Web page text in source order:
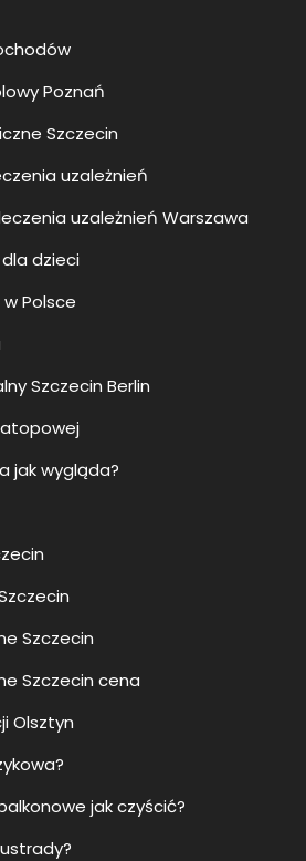
Poznań
Szczecin
uzależnień
uzależnień Warszawa
dzieci
w Polsce
Szczecin Berlin
jak wygląda?
Szczecin
Szczecin cena
Olsztyn
jak czyścić?